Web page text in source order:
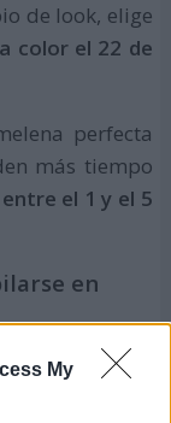
My
de look, elige
color el 22 de
perfecta
más tiempo
entre el 1 y el 5
en
la piel se